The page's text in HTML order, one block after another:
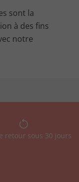
sont la
à des fins
notre
retour sous 30 jours